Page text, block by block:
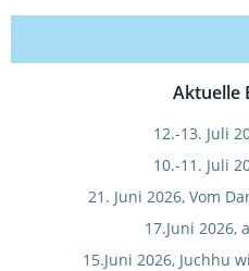
Aktuelle
12.-13. Juli
10.-11. Juli
21. Juni 2026, Vom
17.Juni 2026,
15.Juni 2026, Juchhu